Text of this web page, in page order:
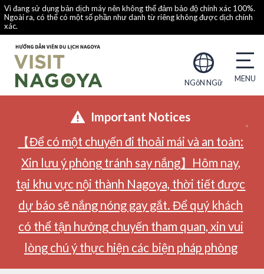
Vì đang sử dụng bản dịch máy nên không thể đảm bảo độ chính xác 100%.
Ngoài ra, có thể có một số phần như danh từ riêng không được dịch chính
xác.
NGôN NGữ
Important Notices
【Để có một chuyến đi thoải mái và an toàn:
Xin lưu ý phòng tránh say nắng】Hôm nay,
tại khu vực nội thành Nagoya, thời tiết được
dự báo sẽ nắng nóng gay gắt. Để quý khách
có thể tận hưởng chuyến tham quan, xin vui
lòng chú ý thực hiện các biện pháp phòng